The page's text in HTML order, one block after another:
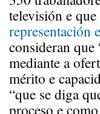
televisión e
representación
consideran
mediante a
mérito e
“que se diga
proceso e